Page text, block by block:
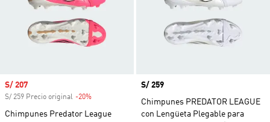
Precio de venta
S/ 207
S/ 259 Precio original -20%
Chimpunes Predator League
Precio
S/ 259
Chimpunes PREDATOR LEAGUE
con Lengüeta Plegable para